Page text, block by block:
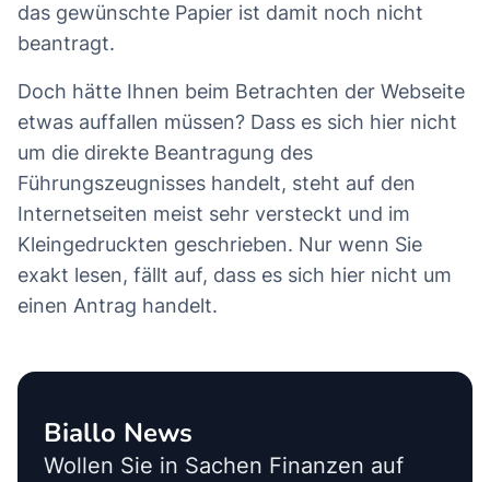
das gewünschte Papier ist damit noch nicht
beantragt.
Doch hätte Ihnen beim Betrachten der Webseite
etwas auffallen müssen? Dass es sich hier nicht
um die direkte Beantragung des
Führungszeugnisses handelt, steht auf den
Internetseiten meist sehr versteckt und im
Kleingedruckten geschrieben. Nur wenn Sie
exakt lesen, fällt auf, dass es sich hier nicht um
einen Antrag handelt.
Biallo News
Wollen Sie in Sachen Finanzen auf